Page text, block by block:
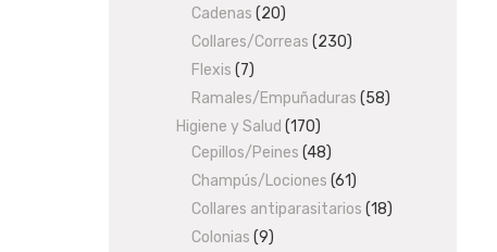
products
Cadenas 2020
products
Collares/Correas 230230
Flexis 77
products
Ramales/Empuñaduras 5858
Higiene y Salud 170170
products
Cepillos/Peines 4848
products
Champús/Lociones 6161
products
Collares antiparasitarios 1818
Colonias 99